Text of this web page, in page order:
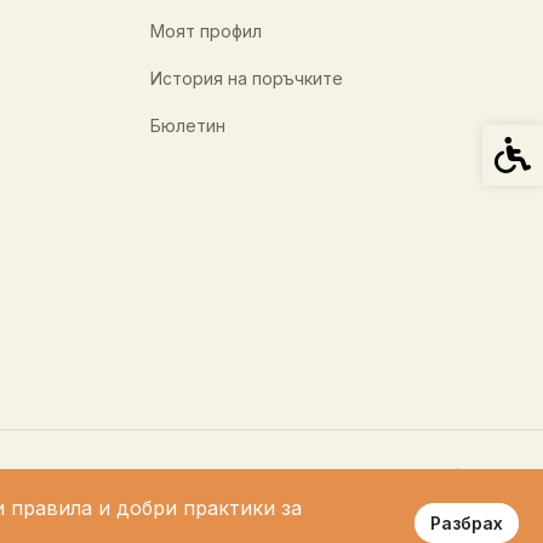
правила и добри практики за
Разбрах
Моят профил
История на поръчките
Бюлетин